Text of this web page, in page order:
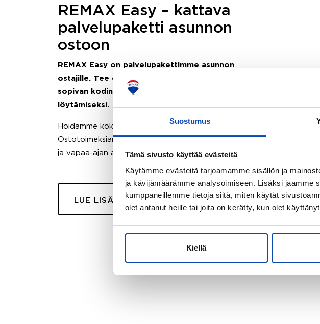
Suostumus
Tämä sivusto käyttää evästeitä
Käytämme evästeitä tarjoamamme sisällön ja
ja kävijämäärämme analysoimiseen. Lisäksi jaamme
kumppaneillemme tietoja siitä, miten käytät
olet antanut heille tai joita on kerätty, kun olet
Kiellä
REMAX Easy – kattava
palvelupaketti asunnon
ostoon
REMAX Easy on palvelupakettimme asunnon
ostajille. Tee ostotoimeksianto ja etsimme juuri sinulle
sopivan kodin, eikä sinun tarvitse nähdä vaivaa sen
löytämiseksi.
Hoidamme koko ostoprosessin puolestasi.
Ostotoimeksiantopalvelumme sopii myös esimerkiksi sijoitus-
ja vapaa-ajan asuntojen ostoon.
LUE LISÄÄ